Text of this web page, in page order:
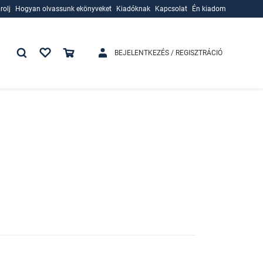
Hogyan olvassunk ekönyveket
Kiadóknak
Kapcsolat Én kiadom
BEJELENTKEZÉS / REGISZTRÁCIÓ